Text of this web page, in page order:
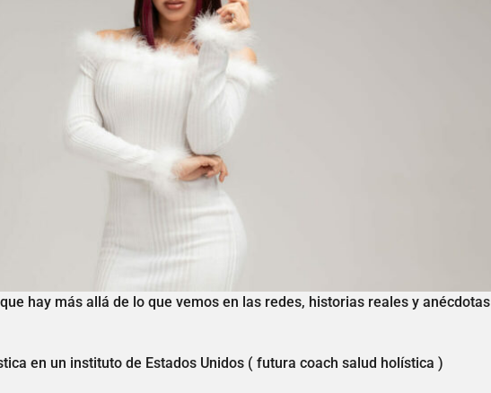
hay más allá de lo que vemos en las redes, historias reales y anécdotas
en un instituto de Estados Unidos ( futura coach salud holística )